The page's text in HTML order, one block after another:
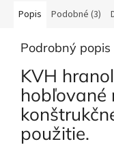
Popis Podobné (3)
Podrobný popis
KVH
hobľované
použitie.